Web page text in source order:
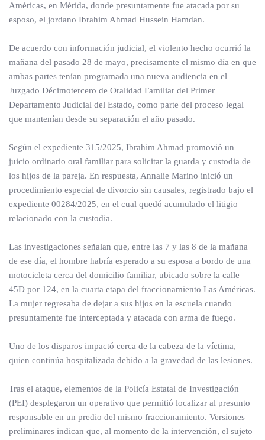
Américas, en Mérida, donde presuntamente fue atacada por su
esposo, el jordano Ibrahim Ahmad Hussein Hamdan.
De acuerdo con información judicial, el violento hecho ocurrió la
mañana del pasado 28 de mayo, precisamente el mismo día en que
ambas partes tenían programada una nueva audiencia en el
Juzgado Décimotercero de Oralidad Familiar del Primer
Departamento Judicial del Estado, como parte del proceso legal
que mantenían desde su separación el año pasado.
Según el expediente 315/2025, Ibrahim Ahmad promovió un
juicio ordinario oral familiar para solicitar la guarda y custodia de
los hijos de la pareja. En respuesta, Annalie Marino inició un
procedimiento especial de divorcio sin causales, registrado bajo el
expediente 00284/2025, en el cual quedó acumulado el litigio
relacionado con la custodia.
Las investigaciones señalan que, entre las 7 y las 8 de la mañana
de ese día, el hombre habría esperado a su esposa a bordo de una
motocicleta cerca del domicilio familiar, ubicado sobre la calle
45D por 124, en la cuarta etapa del fraccionamiento Las Américas.
La mujer regresaba de dejar a sus hijos en la escuela cuando
presuntamente fue interceptada y atacada con arma de fuego.
Uno de los disparos impactó cerca de la cabeza de la víctima,
quien continúa hospitalizada debido a la gravedad de las lesiones.
Tras el ataque, elementos de la Policía Estatal de Investigación
(PEI) desplegaron un operativo que permitió localizar al presunto
responsable en un predio del mismo fraccionamiento. Versiones
preliminares indican que, al momento de la intervención, el sujeto